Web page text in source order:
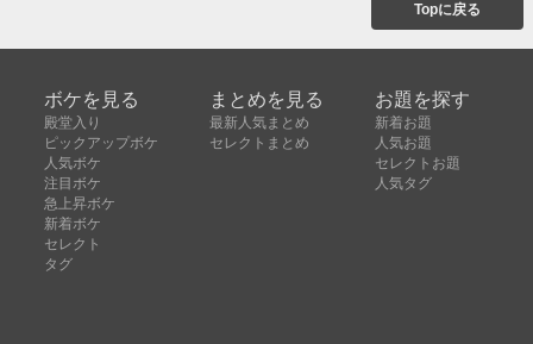
Topに戻る
ボケを見る
殿堂入り
ピックアップボケ
人気ボケ
注目ボケ
急上昇ボケ
新着ボケ
セレクト
タグ
まとめを見る
最新人気まとめ
セレクトまとめ
お題を探す
新着お題
人気お題
セレクトお題
人気タグ